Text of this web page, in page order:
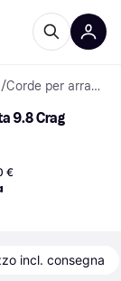
/ Corde per arrampicata
9.8 Crag
€
incl. consegna